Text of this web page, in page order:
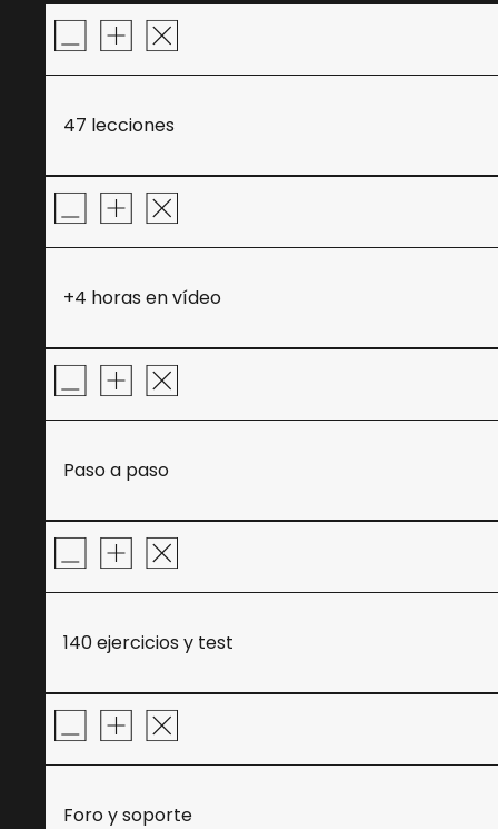
47 lecciones
+4 horas en vídeo
Paso a paso
140 ejercicios y test
Foro y soporte